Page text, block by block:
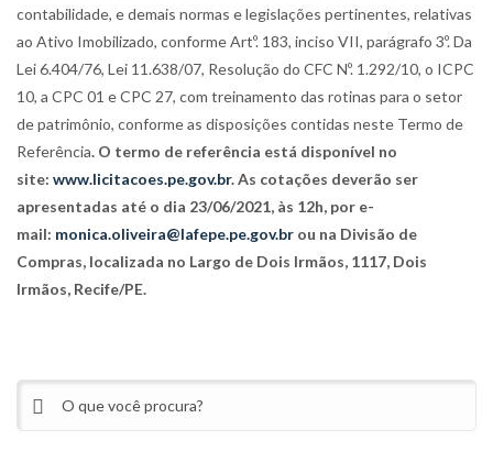
contabilidade, e demais normas e legislações pertinentes, relativas
ao Ativo Imobilizado, conforme Artº. 183, inciso VII, parágrafo 3º. Da
Lei 6.404/76, Lei 11.638/07, Resolução do CFC Nº. 1.292/10, o ICPC
10, a CPC 01 e CPC 27, com treinamento das rotinas para o setor
de patrimônio, conforme as disposições contidas neste Termo de
Referência. O termo de referência está disponível no
site: www.licitacoes.pe.gov.br. As cotações deverão ser
apresentadas até o dia 23/06/2021, às 12h, por e-
mail: monica.oliveira@lafepe.pe.gov.br ou na Divisão de
Compras, localizada no Largo de Dois Irmãos, 1117, Dois
Irmãos, Recife/PE.